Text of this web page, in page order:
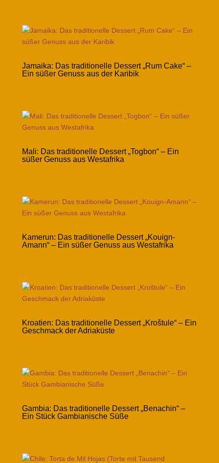
Jamaika: Das traditionelle Dessert „Rum Cake“ –
Ein süßer Genuss aus der Karibik
Mali: Das traditionelle Dessert „Togbon“ – Ein
süßer Genuss aus Westafrika
Kamerun: Das traditionelle Dessert „Kouign-
Amann“ – Ein süßer Genuss aus Westafrika
Kroatien: Das traditionelle Dessert „Kroštule“ – Ein
Geschmack der Adriaküste
Gambia: Das traditionelle Dessert „Benachin“ –
Ein Stück Gambianische Süße